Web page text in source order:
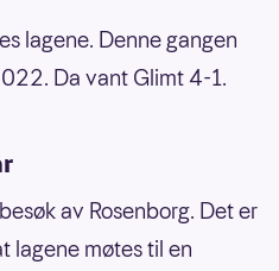
lagene. Denne gangen
Da vant Glimt 4-1.
av Rosenborg. Det er
lagene møtes til en